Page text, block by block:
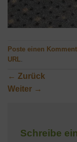
Poste einen
URL
← Zurück
Weiter →
Schreibe